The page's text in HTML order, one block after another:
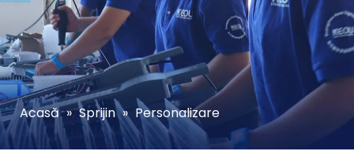
Acasă » Sprijin » Personalizare